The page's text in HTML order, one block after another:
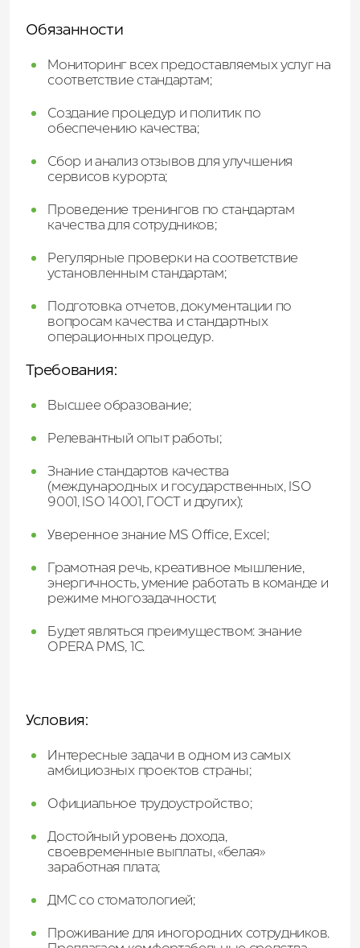
Обязанности
Мониторинг всех предоставляемых услуг на
соответствие стандартам;
Создание процедур и политик по
обеспечению качества;
Сбор и анализ отзывов для улучшения
сервисов курорта;
Проведение тренингов по стандартам
качества для сотрудников;
Регулярные проверки на соответствие
установленным стандартам;
Подготовка отчетов, документации по
вопросам качества и стандартных
операционных процедур.
Требования:
Высшее образование;
Релевантный опыт работы;
Знание стандартов качества
(международных и государственных, ISO
9001, ISO 14001, ГОСТ и других);
Уверенное знание MS Оffice, Excel;
Грамотная речь, креативное мышление,
энергичность, умение работать в команде и
режиме многозадачности;
Будет являться преимуществом: знание
OPERA PMS, 1C.
Условия:
Интересные задачи в одном из самых
амбициозных проектов страны;
Официальное трудоустройство;
Достойный уровень дохода,
своевременные выплаты, «белая»
заработная плата;
ДМС со стоматологией;
Проживание для иногородних сотрудников.